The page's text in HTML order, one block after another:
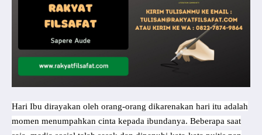
Hari Ibu dirayakan oleh orang-orang dikarenakan hari itu adalah
momen menumpahkan cinta kepada ibundanya. Beberapa saat